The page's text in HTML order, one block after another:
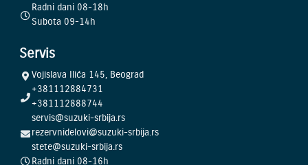
Radni dani 08-18h
Subota 09-14h
Servis
Vojislava Ilića 145, Beograd
+381112884731
+381112888744
servis@suzuki-srbija.rs
rezervnidelovi@suzuki-srbija.rs
stete@suzuki-srbija.rs
Radni dani 08-16h